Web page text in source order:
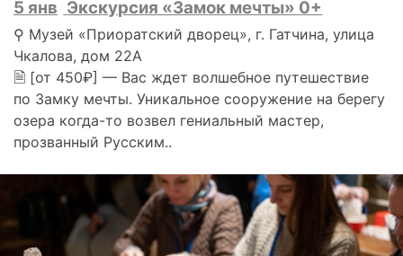
5 янв Экскурсия «Замок мечты» 0+
⚲ Музей «Приоратский дворец», г. Гатчина, улица
Чкалова, дом 22А
🗎 [от 450₽] — Вас ждет волшебное путешествие
по Замку мечты. Уникальное сооружение на берегу
озера когда-то возвел гениальный мастер,
прозванный Русским..